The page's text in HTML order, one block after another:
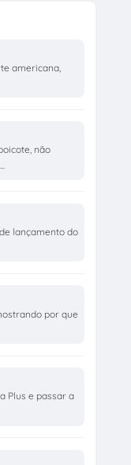
americana,
não
lançamento do
por que
Plus e passar a